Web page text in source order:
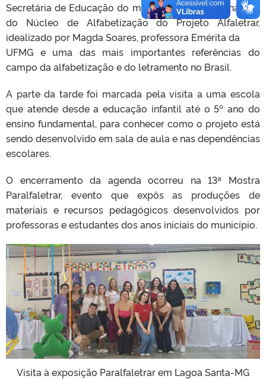
Secretária de Educação do município e a coordenadora
do Núcleo de Alfabetização do Projeto Alfaletrar,
idealizado por Magda Soares, professora Emérita da
UFMG e uma das mais importantes referências do
campo da alfabetização e do letramento no Brasil.
A parte da tarde foi marcada pela visita a uma escola
que atende desde a educação infantil até o 5º ano do
ensino fundamental, para conhecer como o projeto está
sendo desenvolvido em sala de aula e nas dependências
escolares.
O encerramento da agenda ocorreu na 13ª Mostra
Paralfaletrar, evento que expôs as produções de
materiais e recursos pedagógicos desenvolvidos por
professoras e estudantes dos anos iniciais do município.
Visita à exposição Paralfaletrar em Lagoa Santa-MG